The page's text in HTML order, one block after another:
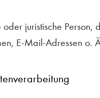
juristische
E-Mail-Adressen o.